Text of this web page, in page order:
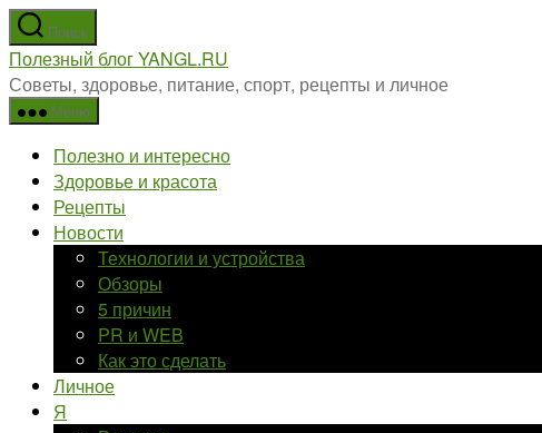
Перейти
к
содержимому
Поиск
Полезный блог YANGL.RU
Советы, здоровье, питание, спорт, рецепты и личное
Меню
Полезно и интересно
Здоровье и красота
Рецепты
Новости
Технологии и устройства
Обзоры
5 причин
PR и WEB
Как это сделать
Личное
Я